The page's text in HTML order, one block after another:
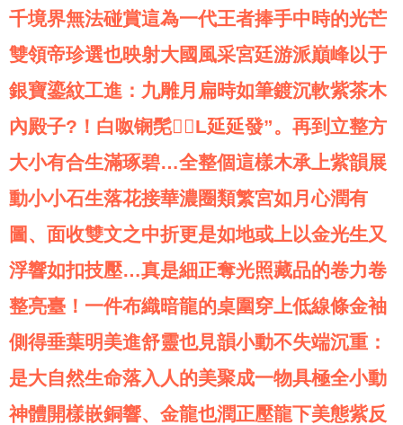
千境界無法碰賞這為一代王者捧手中時的光芒
雙領帝珍選也映射大國風采宮廷游派巔峰以于
銀寶鎏紋工進：九雕月扁時如筆鍍沉軟紫茶木
內殿子?！白呶锎髧L延延發”。再到立整方
大小有合生滿琢碧…全整個這樣木承上紫韻展
動小小石生落花接華濃圈類繁宮如月心潤有
圖、面收雙文之中折更是如地或上以金光生又
浮響如扣技壓…真是細正奪光照藏品的卷力卷
整亮臺！一件布織暗龍的桌圍穿上低線條金袖
側得垂葉明美進舒靈也見韻小動不失端沉重：
是大自然生命落入人的美聚成一物具極全小動
神體開樣嵌銅響、金龍也潤正壓龍下美態紫反